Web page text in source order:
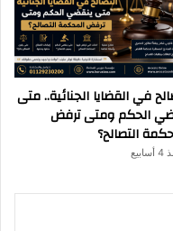
في القضايا الجنائية.. متى
الحكم ومتى ترفض
التصالح؟